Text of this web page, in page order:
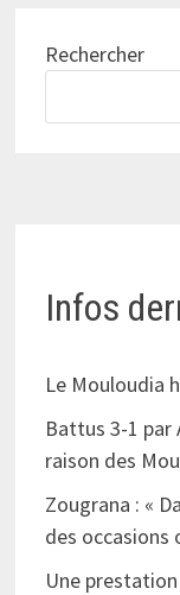
Rechercher
Infos
Le Mouloudia
Battus 3-1 par
raison des
Zougrana : «
des occasions
Une